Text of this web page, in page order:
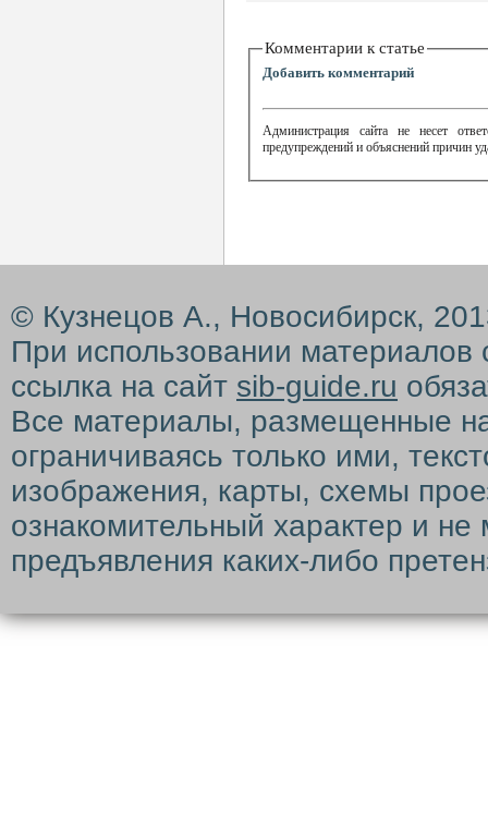
Комментарии к статье
Добавить комментарий
Администрация сайта не несет
предупреждений и объяснений причин
© Кузнецов А., Новосибирск,
При использовании материалов
ссылка на сайт sib-guide.ru
Все материалы, размещенные
ограничиваясь только ими,
изображения, карты, схемы
ознакомительный характер и
предъявления каких-либо